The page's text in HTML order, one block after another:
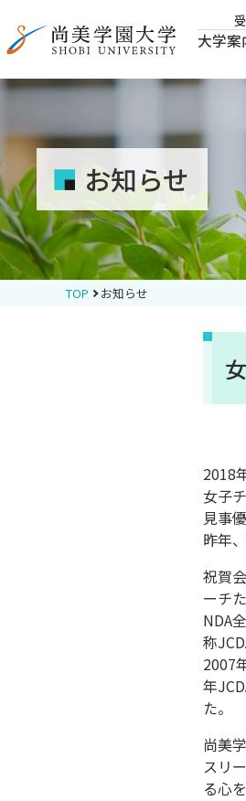
大学案
学部・大学院
学生生活
お知らせ
TOP お知らせ
2018
女子
見事
昨年
祝賀
ーチ
NDA
称
2007
年
た。
尚美
スリ
る心